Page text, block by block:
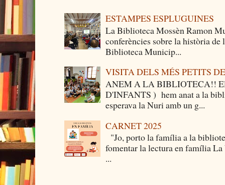
ESTAMPES ESPLUGUINES
La Biblioteca Mossèn Ramon
conferències sobre la història
Biblioteca Municip...
VISITA DELS MÉS PETITS
ANEM A LA BIBLIOTECA!!
D'INFANTS ) hem anat a la
esperava la Nuri amb un g...
CARNET 2025
"Jo, porto la família a la
fomentar la lectura en família
...